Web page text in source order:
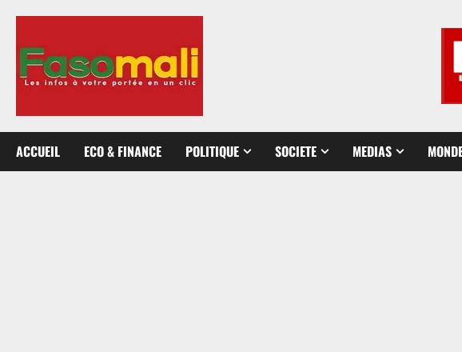
contenu
ACCUEIL ECO & FINANCE POLITIQUE SOCIETE MEDIAS